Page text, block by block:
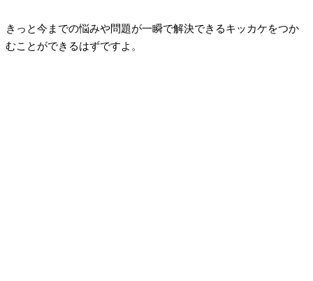
きっと今までの悩みや問題が一瞬で解決できるキッカケをつか
むことができるはずですよ。